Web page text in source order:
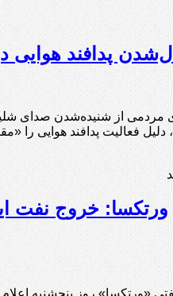
پدافند هوایی
مردمی از شنیده‌شدن صدای
دلیل فعالیت پدافند هوایی را
«ورتکسا» روز پنجشنبه اعلام